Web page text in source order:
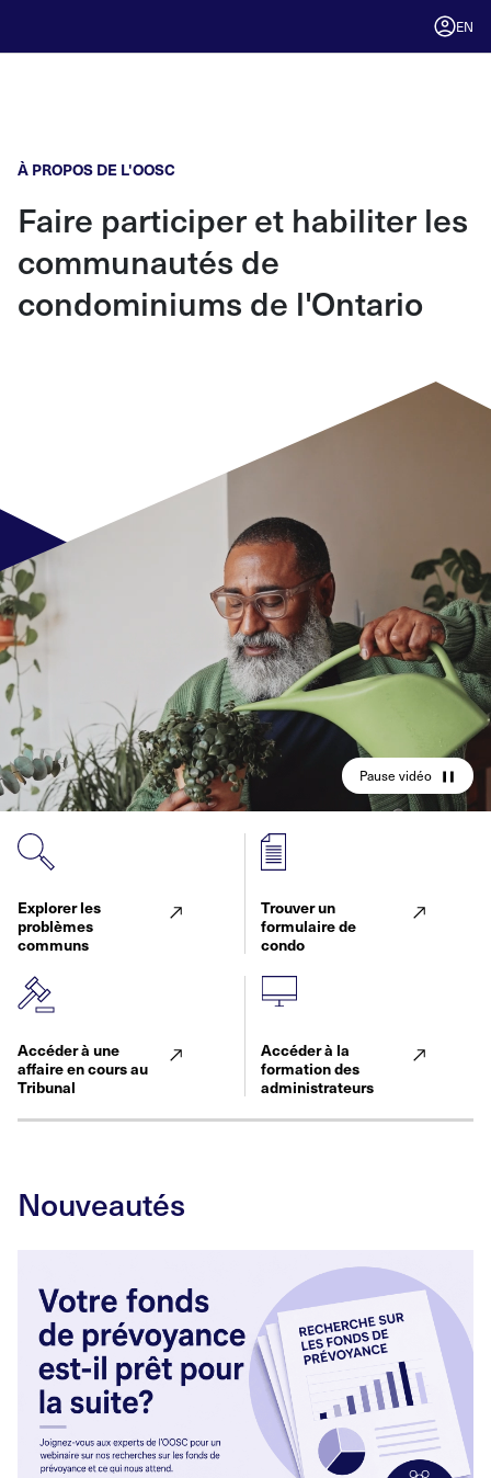
EN
À PROPOS DE L'OOSC
Faire participer et habiliter les
communautés de
condominiums de l'Ontario
Pause vidéo
Explorer les
problèmes
communs
Trouver un
formulaire de
condo
Accéder à une
affaire en cours au
Tribunal
Accéder à la
formation des
administrateurs
Nouveautés